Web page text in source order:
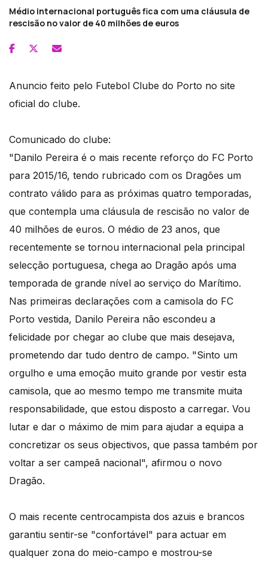
Médio internacional português fica com uma cláusula de
rescisão no valor de 40 milhões de euros
Anuncio feito pelo Futebol Clube do Porto no site
oficial do clube.
Comunicado do clube:
"​Danilo Pereira é o mais recente reforço do FC Porto
para 2015/16, tendo rubricado com os Dragões um
contrato válido para as próximas quatro temporadas,
que contempla uma cláusula de rescisão no valor de
40 milhões de euros. O médio de 23 anos, que
recentemente se tornou internacional pela principal
selecção portuguesa, chega ao Dragão após uma
temporada de grande nível ao serviço do Marítimo.
Nas primeiras declarações com a camisola do FC
Porto vestida, Danilo Pereira não escondeu a
felicidade por chegar ao clube que mais desejava,
prometendo dar tudo dentro de campo. "Sinto um
orgulho e uma emoção muito grande por vestir esta
camisola, que ao mesmo tempo me transmite muita
responsabilidade, que estou disposto a carregar. Vou
lutar e dar o máximo de mim para ajudar a equipa a
concretizar os seus objectivos, que passa também por
voltar a ser campeã nacional", afirmou o novo
Dragão.
O mais recente centrocampista dos azuis e brancos
garantiu sentir-se "confortável" para actuar em
qualquer zona do meio-campo e mostrou-se